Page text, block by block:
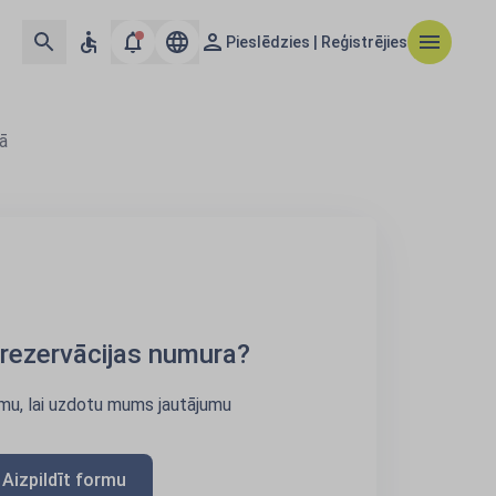
Pieslēdzies | Reģistrējies
numura?
lai uzdotu mums jautājumu
Aizpildīt formu